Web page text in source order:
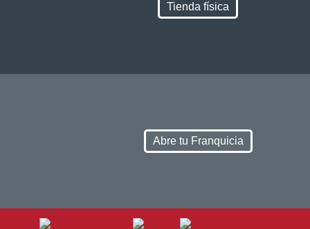
Tienda física
Abre tu Franquicia